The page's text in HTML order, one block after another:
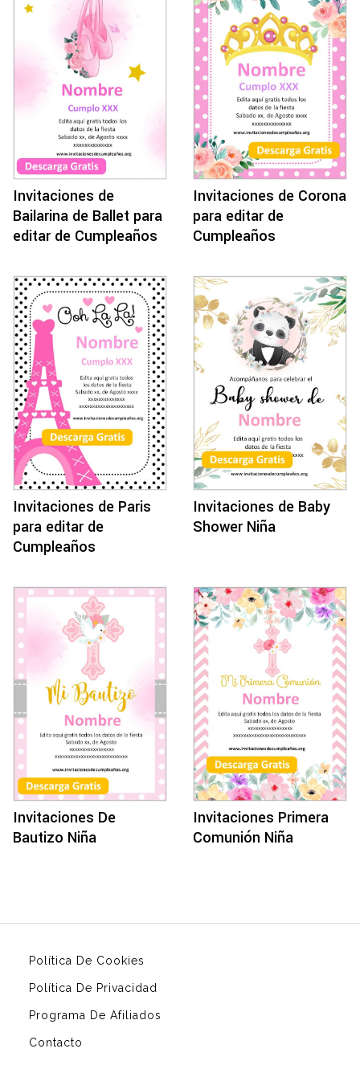
Invitaciones de
Bailarina de Ballet para
editar de Cumpleaños
Invitaciones de Corona
para editar de
Cumpleaños
Invitaciones de Paris
para editar de
Cumpleaños
Invitaciones de Baby
Shower Niña
Invitaciones De
Bautizo Niña
Invitaciones Primera
Comunión Niña
Política De Cookies
Política De Privacidad
Programa De Afiliados
Contacto